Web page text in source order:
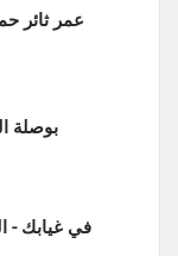
عمر ثائر
بوصلة
في غيابك -